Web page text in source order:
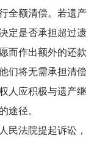
全额清偿。若遗产
定是否承担超过遗
而作出额外的还款
们将无需承担清偿
人应积极与遗产继
途径。
民法院提起诉讼，